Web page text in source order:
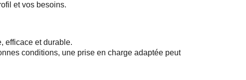
et vos besoins.
efficace et durable.
conditions, une prise en charge adaptée peut